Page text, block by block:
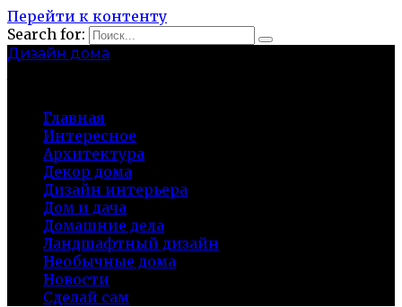
Перейти к контенту
Search for:
Дизайн дома
Главная
Интересное
Архитектура
Декор дома
Дизайн интерьера
Дом и дача
Домашние дела
Ландшафтный дизайн
Необычные дома
Новости
Сделай сам